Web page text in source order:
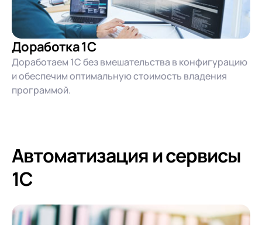
Доработка 1С
Доработаем 1С без вмешательства в конфигурацию
и обеспечим оптимальную стоимость владения
программой.
Автоматизация и сервисы
1С